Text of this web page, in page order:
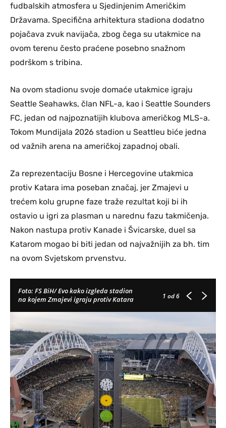
fudbalskih atmosfera u Sjedinjenim Američkim
Državama. Specifična arhitektura stadiona dodatno
pojačava zvuk navijača, zbog čega su utakmice na
ovom terenu često praćene posebno snažnom
podrškom s tribina.
Na ovom stadionu svoje domaće utakmice igraju
Seattle Seahawks, član NFL-a, kao i Seattle Sounders
FC, jedan od najpoznatijih klubova američkog MLS-a.
Tokom Mundijala 2026 stadion u Seattleu biće jedna
od važnih arena na američkoj zapadnoj obali.
Za reprezentaciju Bosne i Hercegovine utakmica
protiv Katara ima poseban značaj, jer Zmajevi u
trećem kolu grupne faze traže rezultat koji bi ih
ostavio u igri za plasman u narednu fazu takmičenja.
Nakon nastupa protiv Kanade i Švicarske, duel sa
Katarom mogao bi biti jedan od najvažnijih za bh. tim
na ovom Svjetskom prvenstvu.
Foto: FS BiH/ Evo kako izgleda stadion
na kojem Zmajevi igraju protiv Katara
1 od 6